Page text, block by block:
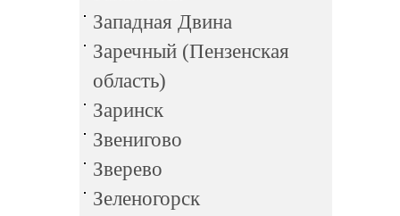
Западная Двина
Заречный (Пензенская
область)
Заринск
Звенигово
Зверево
Зеленогорск